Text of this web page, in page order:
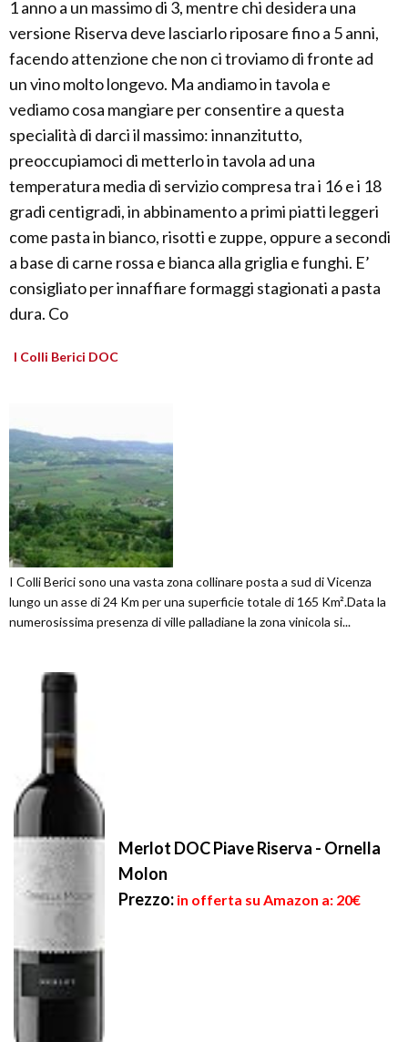
1 anno a un massimo di 3, mentre chi desidera una
versione Riserva deve lasciarlo riposare fino a 5 anni,
facendo attenzione che non ci troviamo di fronte ad
un vino molto longevo. Ma andiamo in tavola e
vediamo cosa mangiare per consentire a questa
specialità di darci il massimo: innanzitutto,
preoccupiamoci di metterlo in tavola ad una
temperatura media di servizio compresa tra i 16 e i 18
gradi centigradi, in abbinamento a primi piatti leggeri
come pasta in bianco, risotti e zuppe, oppure a secondi
a base di carne rossa e bianca alla griglia e funghi. E’
consigliato per innaffiare formaggi stagionati a pasta
dura. Co
I Colli Berici DOC
I Colli Berici sono una vasta zona collinare posta a sud di Vicenza
lungo un asse di 24 Km per una superficie totale di 165 Km².Data la
numerosissima presenza di ville palladiane la zona vinicola si...
Merlot DOC Piave Riserva - Ornella
Molon
Prezzo: in offerta su Amazon a: 20€